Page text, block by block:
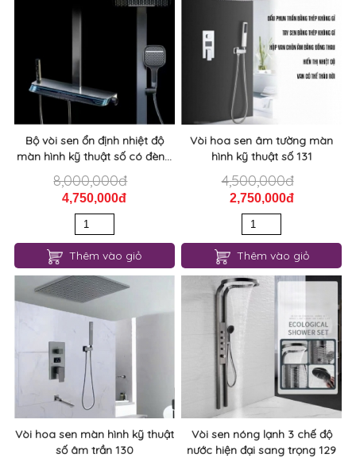
Bộ vòi sen ổn định nhiệt độ
màn hình kỹ thuật số có đèn...
8,000,000đ
4,750,000đ
Thêm vào giỏ
Vòi hoa sen âm tường màn
hình kỹ thuật số 131
4,500,000đ
2,750,000đ
Thêm vào giỏ
Vòi hoa sen màn hình kỹ thuật
số âm trần 130
Vòi sen nóng lạnh 3 chế độ
nước hiện đại sang trọng 129